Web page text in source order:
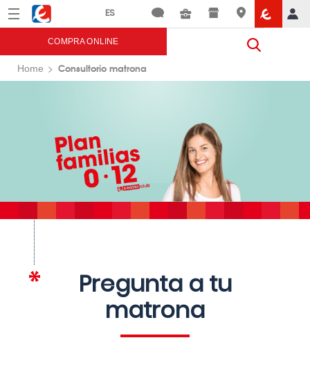
Menú Eroski
COMPRA ONLINE
Home Consultorio matrona
Pregunta a tu
matrona